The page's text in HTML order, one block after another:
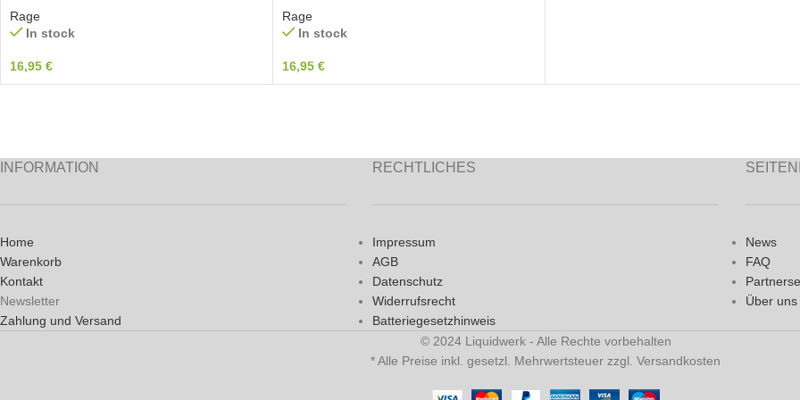
Rage
In stock
16,95 €
Rage
In stock
16,95 €
INFORMATION
Home
Warenkorb
Kontakt
Newsletter
Zahlung und Versand
RECHTLICHES
Impressum
AGB
Datenschutz
Widerrufsrecht
Batteriegesetzhinweis
News
FAQ
Über uns
© 2024 Liquidwerk - Alle Rechte vorbehalten
* Alle Preise inkl. gesetzl. Mehrwertsteuer zzgl. Versandkosten